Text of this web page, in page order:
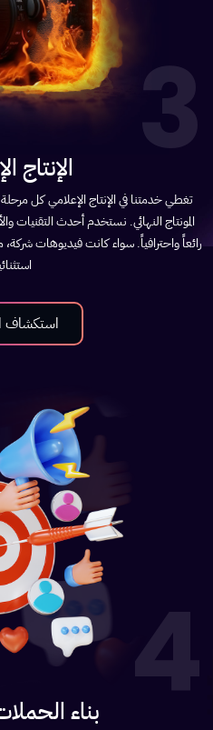
3 الإنتاج
تغطي خدمتنا في الإنتاج الإعلامي كل
المونتاج النهائي. نستخدم أحدث
رائعاً واحترافياً. سواء كانت فيديوهات
استكشاف
4 بناء